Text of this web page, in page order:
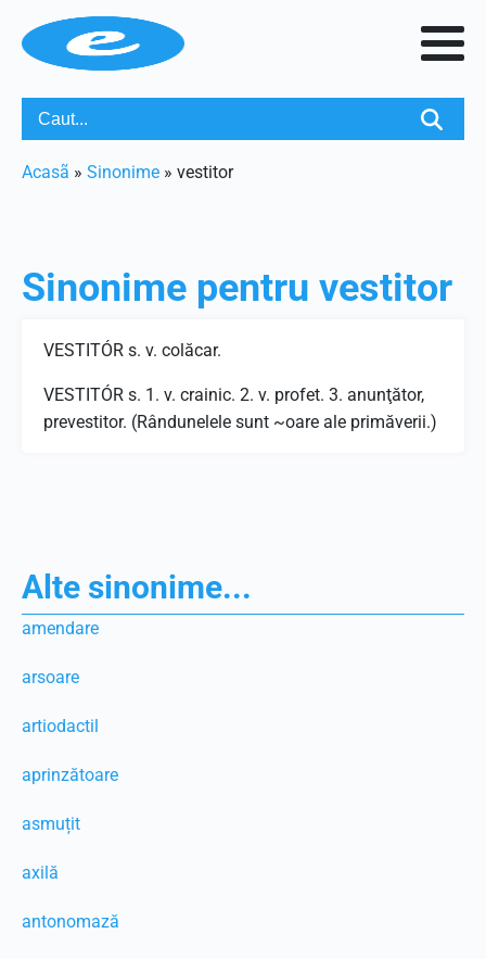
Acasã » Sinonime » vestitor
Sinonime pentru vestitor
VESTITÓR s. v. colăcar.
VESTITÓR s. 1. v. crainic. 2. v. profet. 3. anunţător,
prevestitor. (Rândunelele sunt ~oare ale primăverii.)
Alte sinonime...
amendare
arsoare
artiodactil
aprinzătoare
asmuțit
axilă
antonomază